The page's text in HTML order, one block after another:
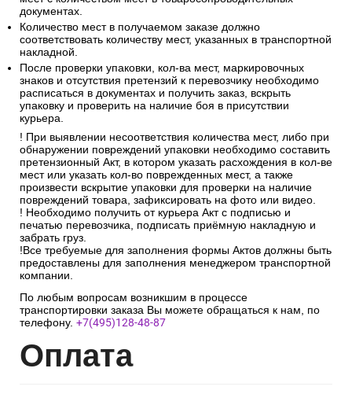
документах.
Количество мест в получаемом заказе должно
соответствовать количеству мест, указанных в транспортной
накладной.
После проверки упаковки, кол-ва мест, маркировочных
знаков и отсутствия претензий к перевозчику необходимо
расписаться в документах и получить заказ, вскрыть
упаковку и проверить на наличие боя в присутствии
курьера.
! При выявлении несоответствия количества мест, либо при
обнаружении повреждений упаковки необходимо составить
претензионный Акт, в котором указать расхождения в кол-ве
мест или указать кол-во поврежденных мест, а также
произвести вскрытие упаковки для проверки на наличие
повреждений товара, зафиксировать на фото или видео.
! Необходимо получить от курьера Акт с подписью и
печатью перевозчика, подписать приёмную накладную и
забрать груз.
!Все требуемые для заполнения формы Актов должны быть
предоставлены для заполнения менеджером транспортной
компании.
По любым вопросам возникшим в процессе
транспортировки заказа Вы можете обращаться к нам, по
телефону. +7(495)128-48-87
Оплата